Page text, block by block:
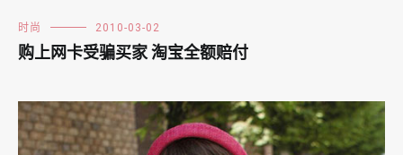
时尚 2010-03-02
购上网卡受骗买家 淘宝全额赔付